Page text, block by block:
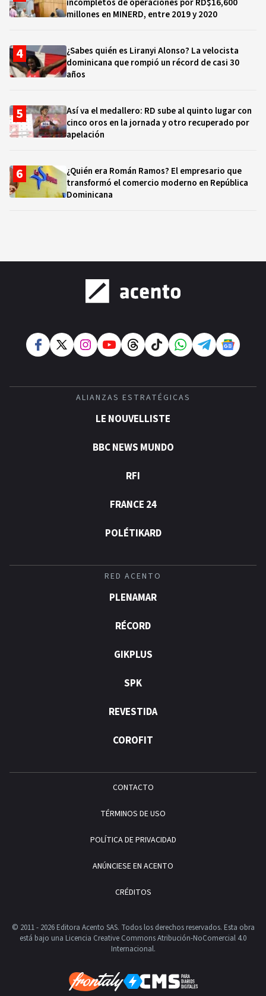
incompletos de operaciones por RD$16,600
millones en MINERD, entre 2019 y 2020
¿Sabes quién es Liranyi Alonso? La velocista
dominicana que rompió un récord de casi 30
años
Así va el medallero: RD sube al quinto lugar con
cinco oros en la jornada y otro recuperado por
apelación
¿Quién era Román Ramos? El empresario que
transformó el comercio moderno en República
Dominicana
ALIANZAS ESTRATÉGICAS
LE NOUVELLISTE
BBC NEWS MUNDO
RFI
FRANCE 24
POLÉTIKARD
RED ACENTO
PLENAMAR
RÉCORD
GIKPLUS
SPK
REVESTIDA
COROFIT
CONTACTO
TÉRMINOS DE USO
POLÍTICA DE PRIVACIDAD
ANÚNCIESE EN ACENTO
CRÉDITOS
© 2011 - 2026 Editora Acento SAS. Todos los derechos reservados. Esta obra
está bajo una Licencia Creative Commons Atribución-NoComercial 4.0
Internacional.